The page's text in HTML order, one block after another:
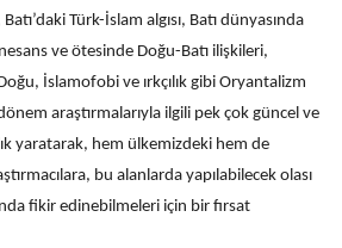
Türk-İslam algısı, Batı dünyasında
ve ötesinde Doğu-Batı ilişkileri,
İslamofobi ve ırkçılık gibi Oryantalizm
araştırmalarıyla ilgili pek çok güncel ve
yaratarak, hem ülkemizdeki hem de
bu alanlarda yapılabilecek olası
fikir edinebilmeleri için bir fırsat